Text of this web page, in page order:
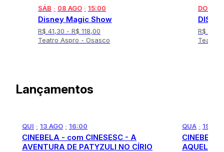
SÁB · 08 AGO · 15:00
Disney Magic Show
R$ 41,30 - R$ 118,00
Teatro Aspro - Osasco
DOM
R$
Teatro
mLançamentos
QUI · 13 AGO · 16:00
CINEBELA - com CINESESC - A
AVENTURA DE PATYZULI NO CÍRIO
QUA · 19
CINEBELA com Circuito Embaúba -
AQUELE